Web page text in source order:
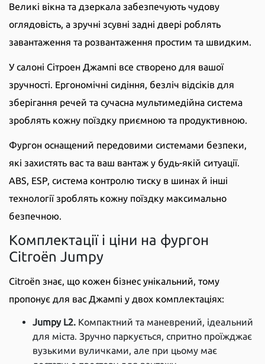
Великі вікна та дзеркала забезпечують чудову
оглядовість, а зручні зсувні задні двері роблять
завантаження та розвантаження простим та швидким.
У салоні Сітроен Джампі все створено для вашої
зручності. Ергономічні сидіння, безліч відсіків для
зберігання речей та сучасна мультимедійна система
зроблять кожну поїздку приємною та продуктивною.
Фургон оснащений передовими системами безпеки,
які захистять вас та ваш вантаж у будь-якій ситуації.
ABS, ESP, система контролю тиску в шинах й інші
технології зроблять кожну поїздку максимально
безпечною.
Комплектації і ціни на фургон
Citroёn Jumpy
Citroën знає, що кожен бізнес унікальний, тому
пропонує для вас Джампі у двох комплектаціях:
Jumpy L2. Компактний та маневрений, ідеальний
для міста. Зручно паркується, спритно проїжджає
вузькими вуличками, але при цьому має